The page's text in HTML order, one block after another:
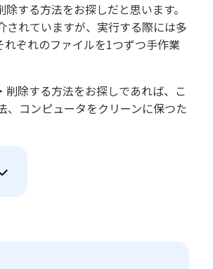
する方法をお探しだと思います。
れていますが、実行する際には多
ぞれのファイルを1つずつ手作業
除する方法をお探しであれば、こ
コンピュータをクリーンに保つた